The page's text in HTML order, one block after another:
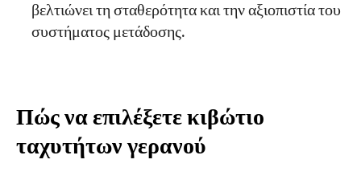
βελτιώνει τη σταθερότητα και την αξιοπιστία του
συστήματος μετάδοσης.
Πώς να επιλέξετε κιβώτιο
ταχυτήτων γερανού